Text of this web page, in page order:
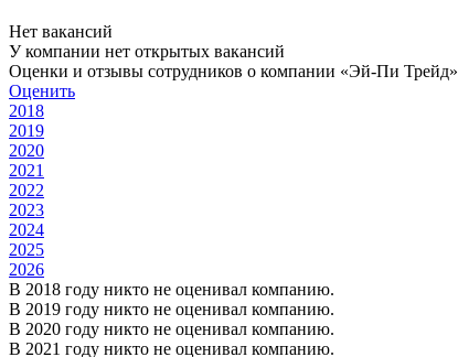
Нет вакансий
У компании нет открытых вакансий
Оценки и отзывы сотрудников о компании «Эй-Пи Трейд»
Оценить
2018
2019
2020
2021
2022
2023
2024
2025
2026
В 2018 году никто не оценивал компанию.
В 2019 году никто не оценивал компанию.
В 2020 году никто не оценивал компанию.
В 2021 году никто не оценивал компанию.